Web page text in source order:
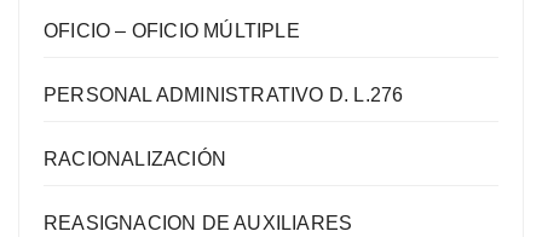
OFICIO – OFICIO MÚLTIPLE
PERSONAL ADMINISTRATIVO D. L.276
RACIONALIZACIÓN
REASIGNACION DE AUXILIARES